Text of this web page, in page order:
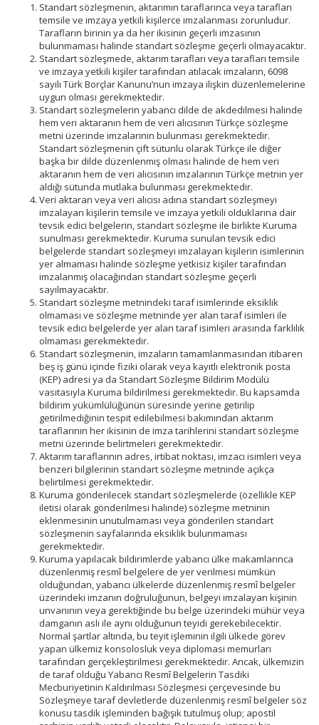
Standart sözleşmenin, aktarımın taraflarınca veya tarafları
temsile ve imzaya yetkili kişilerce imzalanması zorunludur.
Tarafların birinin ya da her ikisinin geçerli imzasının
bulunmaması halinde standart sözleşme geçerli olmayacaktır.
Standart sözleşmede, aktarım tarafları veya tarafları temsile
ve imzaya yetkili kişiler tarafından atılacak imzaların, 6098
sayılı Türk Borçlar Kanunu’nun imzaya ilişkin düzenlemelerine
uygun olması gerekmektedir.
Standart sözleşmelerin yabancı dilde de akdedilmesi halinde
hem veri aktaranın hem de veri alıcısının Türkçe sözleşme
metni üzerinde imzalarının bulunması gerekmektedir.
Standart sözleşmenin çift sütunlu olarak Türkçe ile diğer
başka bir dilde düzenlenmiş olması halinde de hem veri
aktaranın hem de veri alıcısının imzalarının Türkçe metnin yer
aldığı sütunda mutlaka bulunması gerekmektedir.
Veri aktaran veya veri alıcısı adına standart sözleşmeyi
imzalayan kişilerin temsile ve imzaya yetkili olduklarına dair
tevsik edici belgelerin, standart sözleşme ile birlikte Kuruma
sunulması gerekmektedir. Kuruma sunulan tevsik edici
belgelerde standart sözleşmeyi imzalayan kişilerin isimlerinin
yer almaması halinde sözleşme yetkisiz kişiler tarafından
imzalanmış olacağından standart sözleşme geçerli
sayılmayacaktır.
Standart sözleşme metnindeki taraf isimlerinde eksiklik
olmaması ve sözleşme metninde yer alan taraf isimleri ile
tevsik edici belgelerde yer alan taraf isimleri arasında farklılık
olmaması gerekmektedir.
Standart sözleşmenin, imzaların tamamlanmasından itibaren
beş iş günü içinde fiziki olarak veya kayıtlı elektronik posta
(KEP) adresi ya da Standart Sözleşme Bildirim Modülü
vasıtasıyla Kuruma bildirilmesi gerekmektedir. Bu kapsamda
bildirim yükümlülüğünün süresinde yerine getirilip
getirilmediğinin tespit edilebilmesi bakımından aktarım
taraflarının her ikisinin de imza tarihlerini standart sözleşme
metni üzerinde belirtmeleri gerekmektedir.
Aktarım taraflarının adres, irtibat noktası, imzacı isimleri veya
benzeri bilgilerinin standart sözleşme metninde açıkça
belirtilmesi gerekmektedir.
Kuruma gönderilecek standart sözleşmelerde (özellikle KEP
iletisi olarak gönderilmesi halinde) sözleşme metninin
eklenmesinin unutulmaması veya gönderilen standart
sözleşmenin sayfalarında eksiklik bulunmaması
gerekmektedir.
Kuruma yapılacak bildirimlerde yabancı ülke makamlarınca
düzenlenmiş resmî belgelere de yer verilmesi mümkün
olduğundan, yabancı ülkelerde düzenlenmiş resmî belgeler
üzerindeki imzanın doğruluğunun, belgeyi imzalayan kişinin
unvanının veya gerektiğinde bu belge üzerindeki mühür veya
damganın aslı ile aynı olduğunun teyidi gerekebilecektir.
Normal şartlar altında, bu teyit işleminin ilgili ülkede görev
yapan ülkemiz konsolosluk veya diplomasi memurları
tarafından gerçekleştirilmesi gerekmektedir. Ancak, ülkemizin
de taraf olduğu Yabancı Resmî Belgelerin Tasdiki
Mecburiyetinin Kaldırılması Sözleşmesi çerçevesinde bu
Sözleşmeye taraf devletlerde düzenlenmiş resmî belgeler söz
konusu tasdik işleminden bağışık tutulmuş olup; apostil